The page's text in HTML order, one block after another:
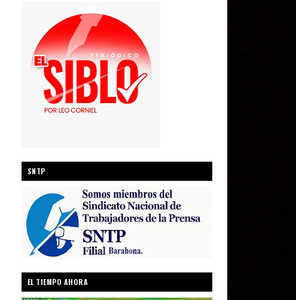
SNTP
EL TIEMPO AHORA